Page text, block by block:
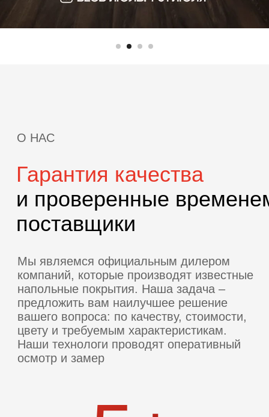
компаний, которые производят известные
предложить вам наилучшее решение
Более 5 лет опыта на рынке
напольных покрытий
2
Два шоурума в Москве
и Московской области
10+
Более 10 поставщиков
качественных напольных покрытий